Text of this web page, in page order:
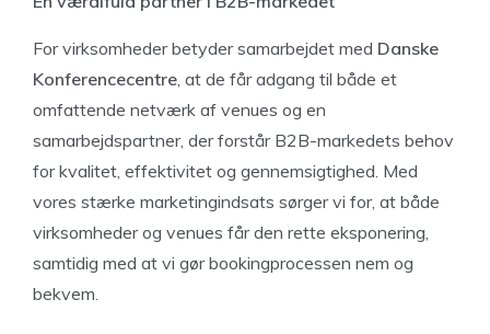
For virksomheder betyder samarbejdet med Danske
Konferencecentre, at de får adgang til både et
omfattende netværk af venues og en
samarbejdspartner, der forstår B2B-markedets behov
for kvalitet, effektivitet og gennemsigtighed. Med
vores stærke marketingindsats sørger vi for, at både
virksomheder og venues får den rette eksponering,
samtidig med at vi gør bookingprocessen nem og
bekvem.